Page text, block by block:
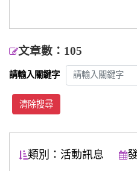
文章數：105
請輸入關鍵字
清除搜尋
類別：活動訊息